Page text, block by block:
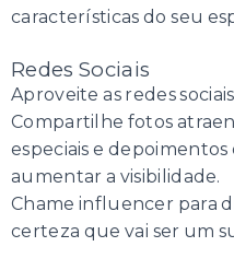
características do seu
Redes Sociais
Aproveite as redes
Compartilhe fotos
especiais e depoimentos
aumentar a visibilidade.
Chame influencer para
certeza que vai ser um